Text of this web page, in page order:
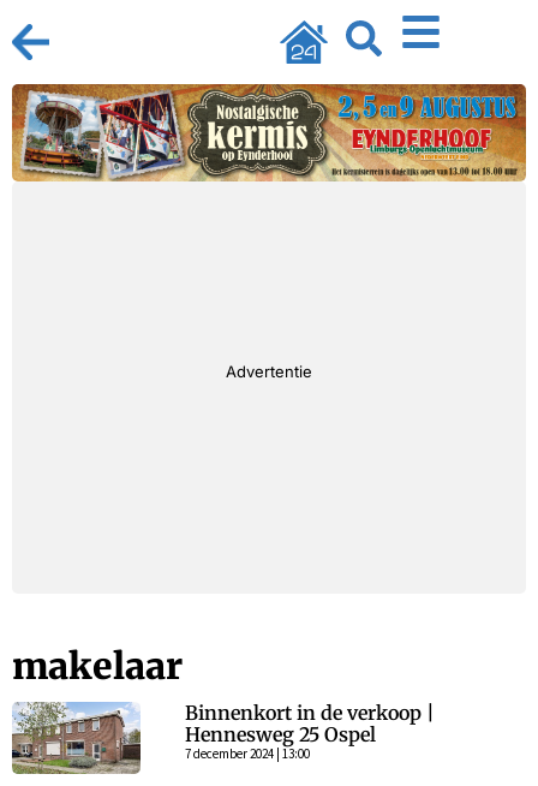
Advertentie
makelaar
Binnenkort in de verkoop |
Hennesweg 25 Ospel
7 december 2024 | 13:00